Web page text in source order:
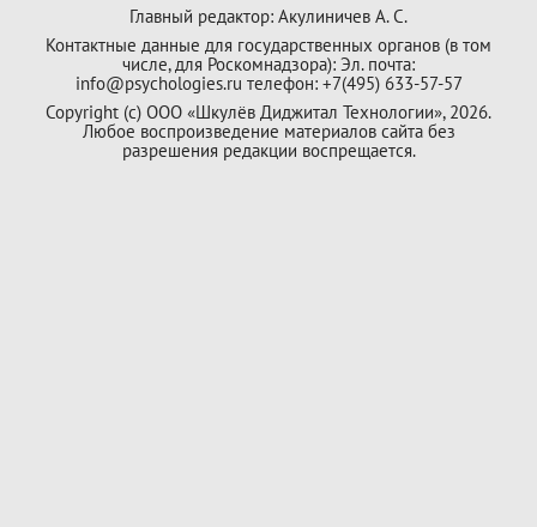
Главный редактор: Акулиничев А. С.
Контактные данные для государственных органов (в том
числе, для Роскомнадзора): Эл. почта:
info@psychologies.ru телефон: +7(495) 633-57-57
Copyright (с) ООО «Шкулёв Диджитал Технологии», 2026.
Любое воспроизведение материалов сайта без
разрешения редакции воспрещается.